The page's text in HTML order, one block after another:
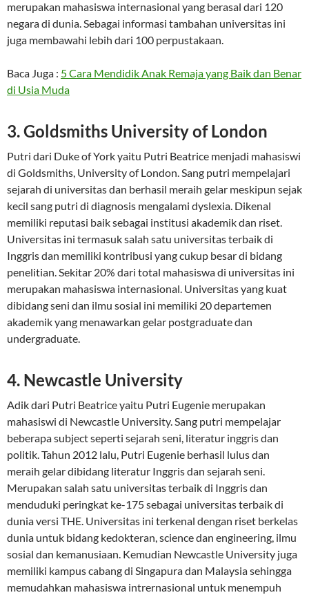
merupakan mahasiswa internasional yang berasal dari 120
negara di dunia. Sebagai informasi tambahan universitas ini
juga membawahi lebih dari 100 perpustakaan.
Baca Juga : 5 Cara Mendidik Anak Remaja yang Baik dan Benar
di Usia Muda
3. Goldsmiths University of London
Putri dari Duke of York yaitu Putri Beatrice menjadi mahasiswi
di Goldsmiths, University of London. Sang putri mempelajari
sejarah di universitas dan berhasil meraih gelar meskipun sejak
kecil sang putri di diagnosis mengalami dyslexia. Dikenal
memiliki reputasi baik sebagai institusi akademik dan riset.
Universitas ini termasuk salah satu universitas terbaik di
Inggris dan memiliki kontribusi yang cukup besar di bidang
penelitian. Sekitar 20% dari total mahasiswa di universitas ini
merupakan mahasiswa internasional. Universitas yang kuat
dibidang seni dan ilmu sosial ini memiliki 20 departemen
akademik yang menawarkan gelar postgraduate dan
undergraduate.
4. Newcastle University
Adik dari Putri Beatrice yaitu Putri Eugenie merupakan
mahasiswi di Newcastle University. Sang putri mempelajar
beberapa subject seperti sejarah seni, literatur inggris dan
politik. Tahun 2012 lalu, Putri Eugenie berhasil lulus dan
meraih gelar dibidang literatur Inggris dan sejarah seni.
Merupakan salah satu universitas terbaik di Inggris dan
menduduki peringkat ke-175 sebagai universitas terbaik di
dunia versi THE. Universitas ini terkenal dengan riset berkelas
dunia untuk bidang kedokteran, science dan engineering, ilmu
sosial dan kemanusiaan. Kemudian Newcastle University juga
memiliki kampus cabang di Singapura dan Malaysia sehingga
memudahkan mahasiswa intrernasional untuk menempuh